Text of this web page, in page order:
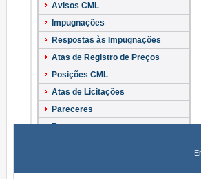
Avisos CML
Impugnações
Respostas às Impugnações
Atas de Registro de Preços
Posições CML
Atas de Licitações
Pareceres
Recursos